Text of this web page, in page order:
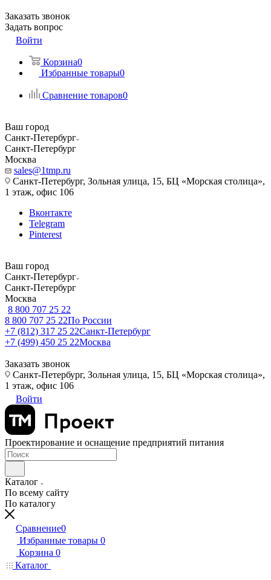
Заказать звонок
Задать вопрос
Войти
Корзина0
Избранные товары0
Сравнение товаров0
Ваш город
Санкт-Петербург
Санкт-Петербург
Москва
sales@1tmp.ru
Санкт-Петербург, Зольная улица, 15, БЦ «Морская столица»,
1 этаж, офис 106
Вконтакте
Telegram
Pinterest
Ваш город
Санкт-Петербург
Санкт-Петербург
Москва
8 800 707 25 22
8 800 707 25 22По России
+7 (812) 317 25 22Санкт-Петербург
+7 (499) 450 25 22Москва
Заказать звонок
Санкт-Петербург, Зольная улица, 15, БЦ «Морская столица»,
1 этаж, офис 106
Войти
Проектирование и оснащение предприятий питания
Каталог
По всему сайту
По каталогу
Сравнение0
Избранные товары 0
Корзина 0
Каталог